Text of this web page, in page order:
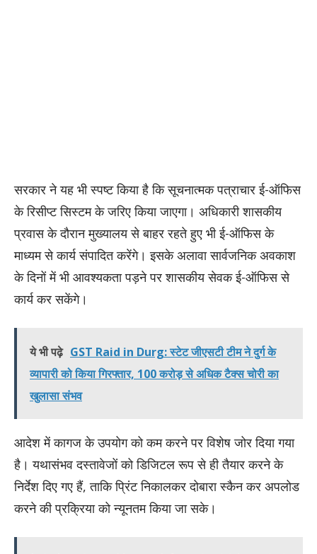
सरकार ने यह भी स्पष्ट किया है कि सूचनात्मक पत्राचार ई-ऑफिस
के रिसीप्ट सिस्टम के जरिए किया जाएगा। अधिकारी शासकीय
प्रवास के दौरान मुख्यालय से बाहर रहते हुए भी ई-ऑफिस के
माध्यम से कार्य संपादित करेंगे। इसके अलावा सार्वजनिक अवकाश
के दिनों में भी आवश्यकता पड़ने पर शासकीय सेवक ई-ऑफिस से
कार्य कर सकेंगे।
ये भी पढ़े GST Raid in Durg: स्टेट जीएसटी टीम ने दुर्ग के
व्यापारी को किया गिरफ्तार, 100 करोड़ से अधिक टैक्स चोरी का
खुलासा संभव
आदेश में कागज के उपयोग को कम करने पर विशेष जोर दिया गया
है। यथासंभव दस्तावेजों को डिजिटल रूप से ही तैयार करने के
निर्देश दिए गए हैं, ताकि प्रिंट निकालकर दोबारा स्कैन कर अपलोड
करने की प्रक्रिया को न्यूनतम किया जा सके।